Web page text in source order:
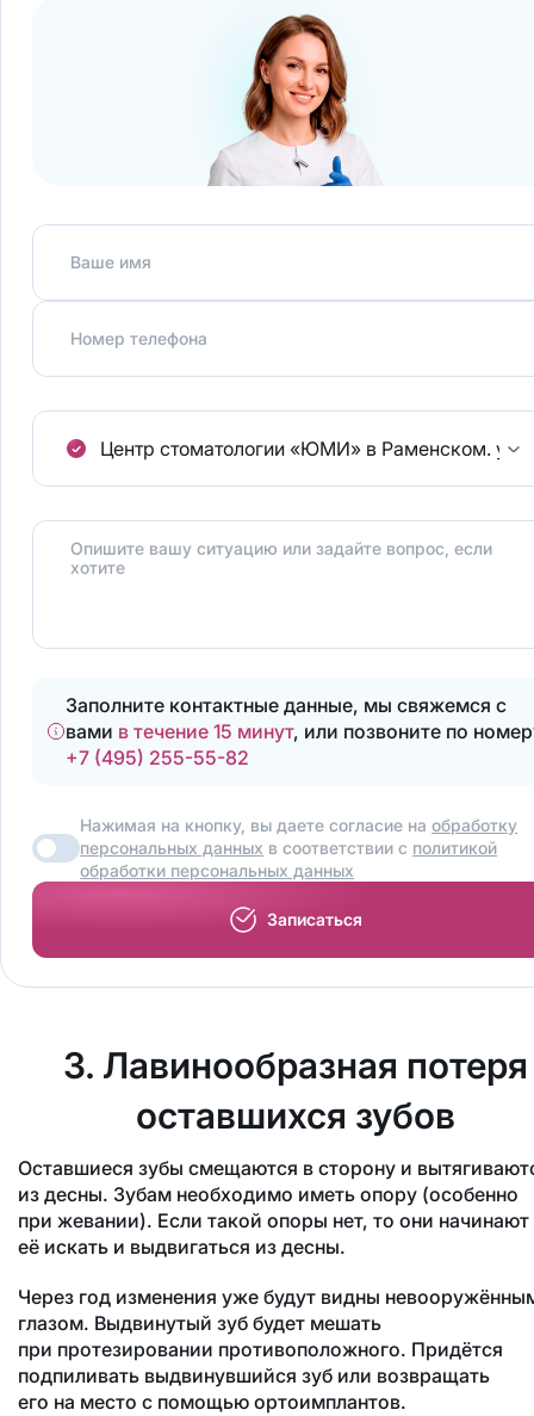
Ваше имя
Номер телефона
Центр стоматологии «ЮМИ» в Раменском. ул.
Опишите вашу ситуацию или задайте вопрос, если
хотите
Заполните контактные данные, мы свяжемся с
вами в течение 15 минут, или позвоните по
+7 (495) 255-55-82
Нажимая на кнопку, вы даете согласие наобработку
персональных данных в соответствии с политикой
обработки персональных данных
Записаться
3. Лавинообразная потеря
оставшихся зубов
Оставшиеся зубы смещаются в сторону и
из десны. Зубам необходимо иметь опору (особенно
при жевании). Если такой опоры нет, то они начинают
её искать и выдвигаться из десны.
Через год изменения уже будут видны
глазом. Выдвинутый зуб будет мешать
при протезировании противоположного. Придётся
подпиливать выдвинувшийся зуб или возвращать
его на место с помощью ортоимплантов.